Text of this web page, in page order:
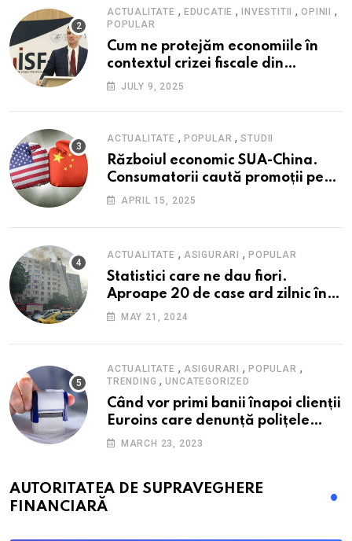
reziliența la crize
ACTUALITATE , EDUCATIE , INVESTITII ,OPINII ,
POPULAR
Cum ne protejăm economiile în
contextul crizei fiscale din
România- Valentin Ionescu,
Financiare (ISF)
JULY 9, 2025
ACTUALITATE , POPULAR ,STUDII
Războiul economic SUA-China.
Consumatorii caută promoții pe
fondul scumpirilor, mai ales la
APRIL 15, 2025
ACTUALITATE , ASIGURARI ,POPULAR
Statistici care ne dau fiori.
Aproape 20 de case ard zilnic în
România, iar pagubele au
nici 40 de lei pe lună
MAY 21, 2024
ACTUALITATE , ASIGURARI ,POPULAR ,
TRENDING ,UNCATEGORIZED
Când vor primi banii înapoi clienții
Euroins care denunță polițele
RCA? Toți pașii și toate termenele
MARCH 23, 2023
AUTORITATEA DE SUPRAVEGHERE
FINANCIARĂ